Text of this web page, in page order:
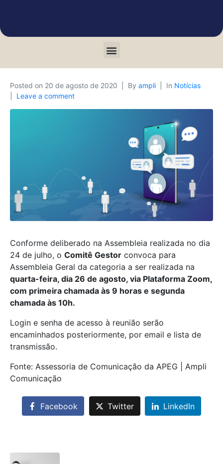
Posted on 20 de agosto de 2020 By ampli In Notícias
Leave a comment
Conforme deliberado na Assembleia realizada no dia
24 de julho, o Comitê Gestor convoca para
Assembleia Geral da categoria a ser realizada na
quarta-feira, dia 26 de agosto, via Plataforma Zoom,
com primeira chamada às 9 horas e segunda
chamada às 10h.
Login e senha de acesso à reunião serão
encaminhados posteriormente, por email e lista de
transmissão.
Fonte: Assessoria de Comunicação da APEG | Ampli
Comunicação
Facebook Twitter LinkedIn